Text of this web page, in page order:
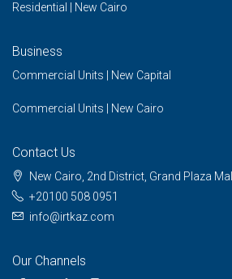
Residential | New Cairo
Business
Commercial Units | New Capital
Commercial Units | New Cairo
Contact Us
New Cairo, 2nd District, Grand Plaza Mall.
+20100 508 0951
info@irtkaz.com
Our Channels